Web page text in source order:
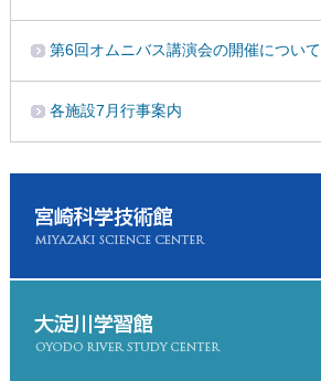
第6回オムニバス講演会の開催について
各施設7月行事案内